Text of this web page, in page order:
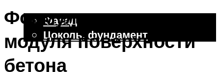
Фасад
Цоколь, фундамент
Меню
Формула расчета
модуля поверхности
бетона